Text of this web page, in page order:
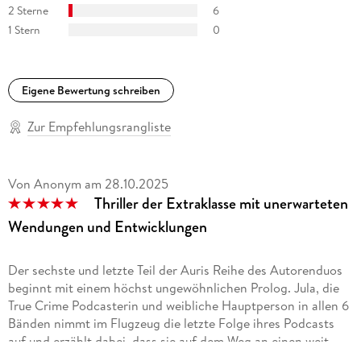
»Der dritte Band rund um die Podcasterin Jula Ansorge und
den inhaftierten Phonetiker Matthias Hegel war wieder ein
de
2 Sterne
6
1 Stern
0
Eigene Bewertung schreiben
Zur Empfehlungsrangliste
Von Anonym am 28.10.2025
Thriller der Extraklasse mit unerwarteten
Wendungen und Entwicklungen
Der sechste und letzte Teil der Auris Reihe des Autorenduos
beginnt mit einem höchst ungewöhnlichen Prolog. Jula, die
True Crime Podcasterin und weibliche Hauptperson in allen 6
Bänden nimmt im Flugzeug die letzte Folge ihres Podcasts
auf und erzählt dabei, dass sie auf dem Weg an einen weit